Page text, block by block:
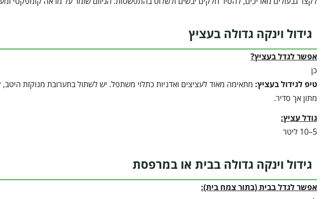
גידול וינקה גדולה בעציץ
אפשר לגדל בעציץ?
כן
טיפ לגידול בעציץ: מתאימה מאוד לעציצים ואדניות כתלוי משתפל. יש לשתול בתערובת מנוקזת
מתון אך סדיר.
גודל עציץ:
5–10 ליטר
גידול וינקה גדולה בבית או במרפסת
אפשר לגדל בבית (בתור צמח בית):